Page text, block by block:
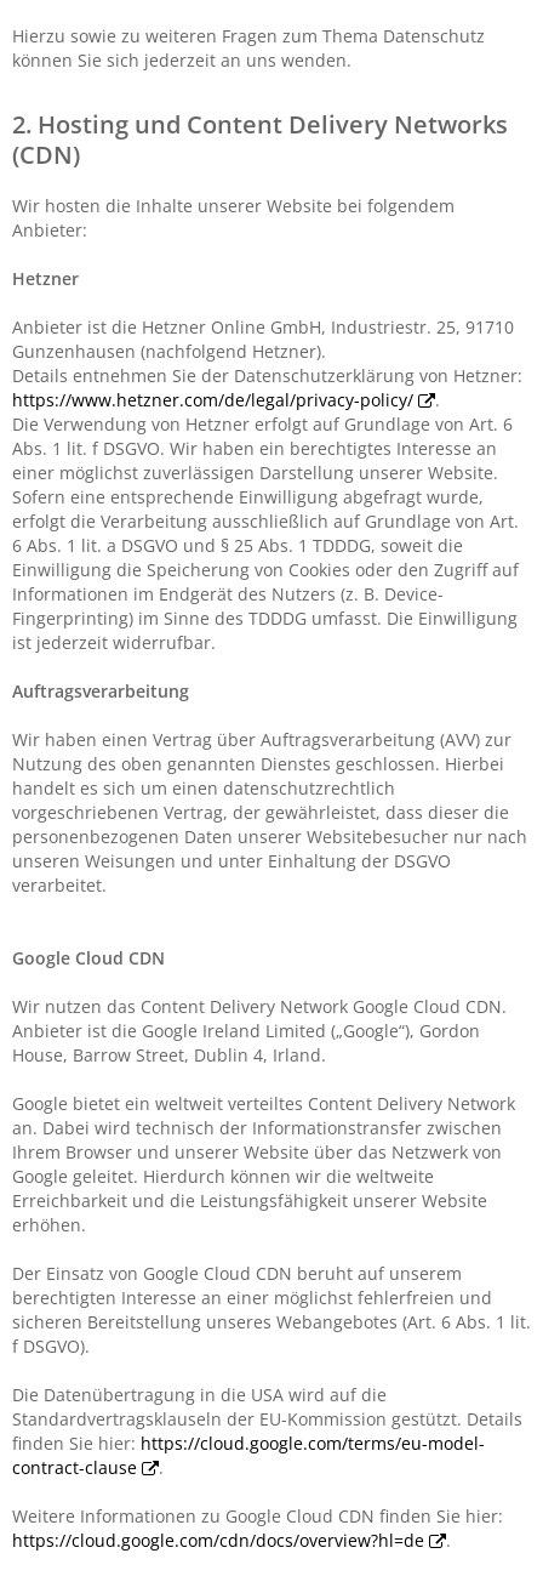
Hierzu sowie zu weiteren Fragen zum Thema Datenschutz
können Sie sich jederzeit an uns wenden.
2. Hosting und Content Delivery Networks
(CDN)
Wir hosten die Inhalte unserer Website bei folgendem
Anbieter:
Hetzner
Anbieter ist die Hetzner Online GmbH, Industriestr. 25, 91710
Gunzenhausen (nachfolgend Hetzner).
Details entnehmen Sie der Datenschutzerklärung von Hetzner:
https://www.hetzner.com/de/legal/privacy-policy/
.
Die Verwendung von Hetzner erfolgt auf Grundlage von Art. 6
Abs. 1 lit. f DSGVO. Wir haben ein berechtigtes Interesse an
einer möglichst zuverlässigen Darstellung unserer Website.
Sofern eine entsprechende Einwilligung abgefragt wurde,
erfolgt die Verarbeitung ausschließlich auf Grundlage von Art.
6 Abs. 1 lit. a DSGVO und § 25 Abs. 1 TDDDG, soweit die
Einwilligung die Speicherung von Cookies oder den Zugriff auf
Informationen im Endgerät des Nutzers (z. B. Device-
Fingerprinting) im Sinne des TDDDG umfasst. Die Einwilligung
ist jederzeit widerrufbar.
Auftragsverarbeitung
Wir haben einen Vertrag über Auftragsverarbeitung (AVV) zur
Nutzung des oben genannten Dienstes geschlossen. Hierbei
handelt es sich um einen datenschutzrechtlich
vorgeschriebenen Vertrag, der gewährleistet, dass dieser die
personenbezogenen Daten unserer Websitebesucher nur nach
unseren Weisungen und unter Einhaltung der DSGVO
verarbeitet.
Google Cloud CDN
Wir nutzen das Content Delivery Network Google Cloud CDN.
Anbieter ist die Google Ireland Limited („Google“), Gordon
House, Barrow Street, Dublin 4, Irland.
Google bietet ein weltweit verteiltes Content Delivery Network
an. Dabei wird technisch der Informationstransfer zwischen
Ihrem Browser und unserer Website über das Netzwerk von
Google geleitet. Hierdurch können wir die weltweite
Erreichbarkeit und die Leistungsfähigkeit unserer Website
erhöhen.
Der Einsatz von Google Cloud CDN beruht auf unserem
berechtigten Interesse an einer möglichst fehlerfreien und
sicheren Bereitstellung unseres Webangebotes (Art. 6 Abs. 1 lit.
f DSGVO).
Die Datenübertragung in die USA wird auf die
Standardvertragsklauseln der EU-Kommission gestützt. Details
finden Sie hier: https://cloud.google.com/terms/eu-model-
contract-clause
.
Weitere Informationen zu Google Cloud CDN finden Sie hier:
https://cloud.google.com/cdn/docs/overview?hl=de
.